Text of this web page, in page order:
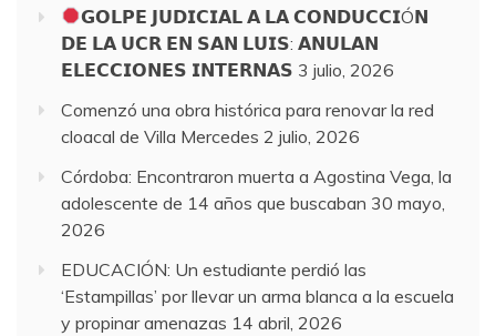
𝗚𝗢𝗟𝗣𝗘 𝗝𝗨𝗗𝗜𝗖𝗜𝗔𝗟 𝗔 𝗟𝗔 𝗖𝗢𝗡𝗗𝗨𝗖𝗖𝗜Ó𝗡
𝗗𝗘 𝗟𝗔 𝗨𝗖𝗥 𝗘𝗡 𝗦𝗔𝗡 𝗟𝗨𝗜𝗦: 𝗔𝗡𝗨𝗟𝗔𝗡
𝗘𝗟𝗘𝗖𝗖𝗜𝗢𝗡𝗘𝗦 𝗜𝗡𝗧𝗘𝗥𝗡𝗔𝗦 3 julio, 2026
Comenzó una obra histórica para renovar la red
cloacal de Villa Mercedes 2 julio, 2026
Córdoba: Encontraron muerta a Agostina Vega, la
adolescente de 14 años que buscaban 30 mayo,
2026
EDUCACIÓN: Un estudiante perdió las
‘Estampillas’ por llevar un arma blanca a la escuela
y propinar amenazas 14 abril, 2026